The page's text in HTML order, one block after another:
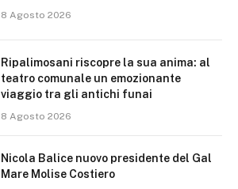
8 Agosto 2026
Ripalimosani riscopre la sua anima: al
teatro comunale un emozionante
viaggio tra gli antichi funai
8 Agosto 2026
Nicola Balice nuovo presidente del Gal
Mare Molise Costiero